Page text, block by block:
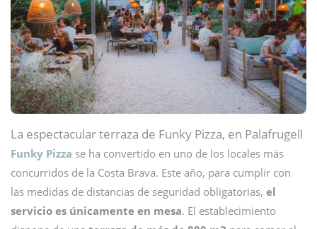
La espectacular terraza de Funky Pizza, en Palafrugell
Funky Pizza se ha convertido en uno de los locales más
concurridos de la Costa Brava. Este año, para cumplir con
las medidas de distancias de seguridad obligatorias, el
servicio es únicamente en mesa. El establecimiento